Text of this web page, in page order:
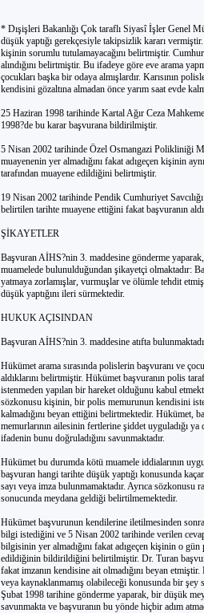
* Dışişleri Bakanlığı Çok taraflı Siyasî İşler Genel
düşük yaptığı gerekçesiyle takipsizlik kararı
kişinin sorumlu tutulamayacağını belirtmiştir.
alındığını belirtmiştir. Bu ifadeye göre eve arama
çocukları başka bir odaya almışlardır. Karısının
kendisini gözaltına almadan önce yarım saat evde
25 Haziran 1998 tarihinde Kartal Ağır Ceza
1998?de bu karar başvurana bildirilmiştir.
5 Nisan 2002 tarihinde Özel Osmangazi Polikliniği
muayenenin yer almadığını fakat adıgeçen kişinin
tarafından muayene edildiğini belirtmiştir.
19 Nisan 2002 tarihinde Pendik Cumhuriyet
belirtilen tarihte muayene ettiğini fakat başvuranın
ŞİKAYETLER
Başvuran AİHS?nin 3. maddesine gönderme
muamelede bulunulduğundan şikayetçi olmaktadır:
yatmaya zorlamışlar, vurmuşlar ve ölümle tehdit
düşük yaptığını ileri sürmektedir.
HUKUK AÇISINDAN
Başvuran AİHS?nin 3. maddesine atıfta
Hükümet arama sırasında polislerin başvuranı ve
aldıklarını belirtmiştir. Hükümet başvuranın polis
istenmeden yapılan bir hareket olduğunu kabul
sözkonusu kişinin, bir polis memurunun kendisini
kalmadığını beyan ettiğini belirtmektedir.
memurlarının ailesinin fertlerine şiddet uyguladığı
ifadenin bunu doğruladığını savunmaktadır.
Hükümet bu durumda kötü muamele iddialarının
başvuran hangi tarihte düşük yaptığı konusunda
sayı veya imza bulunmamaktadır. Ayrıca sözkonusu
sonucunda meydana geldiği belirtilmemektedir.
Hükümet başvurunun kendilerine iletilmesinden
bilgi istediğini ve 5 Nisan 2002 tarihinde verilen
bilgisinin yer almadığını fakat adıgeçen kişinin o
edildiğinin bildirildiğini belirtilmiştir. Dr. Turan
fakat imzanın kendisine ait olmadığını beyan
veya kaynaklanmamış olabileceği konusunda bir
Şubat 1998 tarihine gönderme yaparak, bir düşük
savunmakta ve başvuranın bu yönde hiçbir adım